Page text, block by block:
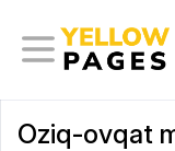
Oziq-ovqat